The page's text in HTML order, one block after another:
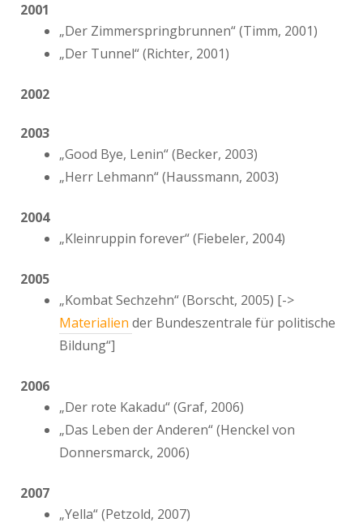
2001
„Der Zimmerspringbrunnen“ (Timm, 2001)
„Der Tunnel“ (Richter, 2001)
2002
2003
„Good Bye, Lenin“ (Becker, 2003)
„Herr Lehmann“ (Haussmann, 2003)
2004
„Kleinruppin forever“ (Fiebeler, 2004)
2005
„Kombat Sechzehn“ (Borscht, 2005) [->
Materialien der Bundeszentrale für politische
Bildung“]
2006
„Der rote Kakadu“ (Graf, 2006)
„Das Leben der Anderen“ (Henckel von
Donnersmarck, 2006)
2007
„Yella“ (Petzold, 2007)